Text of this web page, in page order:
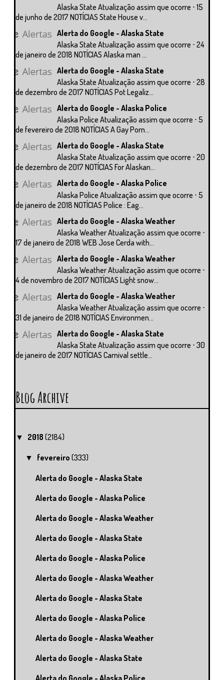
Alaska State Atualização assim que ocorre ⋅ 15
de junho de 2017 NOTÍCIAS State House v...
Alerta do Google - Alaska State
Alaska State Atualização assim que ocorre ⋅ 24
de janeiro de 2018 NOTÍCIAS Alaska man ...
Alerta do Google - Alaska State
Alaska State Atualização assim que ocorre ⋅ 28
de dezembro de 2017 NOTÍCIAS Pot Legaliz...
Alerta do Google - Alaska Police
Alaska Police Atualização assim que ocorre ⋅ 5
de fevereiro de 2018 NOTÍCIAS A Gay Porn...
Alerta do Google - Alaska State
Alaska State Atualização assim que ocorre ⋅ 20
de dezembro de 2017 NOTÍCIAS For Alaskan...
Alerta do Google - Alaska Police
Alaska Police Atualização assim que ocorre ⋅ 5
de janeiro de 2018 NOTÍCIAS Police : Eag...
Alerta do Google - Alaska Weather
Alaska Weather Atualização assim que ocorre ⋅
17 de janeiro de 2018 WEB Jose Cerda with...
Alerta do Google - Alaska Weather
Alaska Weather Atualização assim que ocorre ⋅
4 de novembro de 2017 NOTÍCIAS Light snow...
Alerta do Google - Alaska Weather
Alaska Weather Atualização assim que ocorre ⋅
31 de janeiro de 2018 NOTÍCIAS Environmen...
Alerta do Google - Alaska State
Alaska State Atualização assim que ocorre ⋅ 30
de janeiro de 2017 NOTÍCIAS Carnival settle...
Blog Archive
▼ 2018 (2184)
▼ fevereiro(333)
Alerta do Google - Alaska State
Alerta do Google - Alaska Police
Alerta do Google - Alaska Weather
Alerta do Google - Alaska State
Alerta do Google - Alaska Police
Alerta do Google - Alaska Weather
Alerta do Google - Alaska State
Alerta do Google - Alaska Police
Alerta do Google - Alaska Weather
Alerta do Google - Alaska State